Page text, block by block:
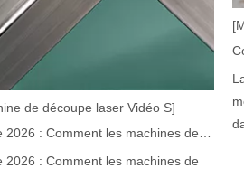
rapide. Il peut traiter une variété
de découpe laser Vidéo S]
2026 : Comment les machines de